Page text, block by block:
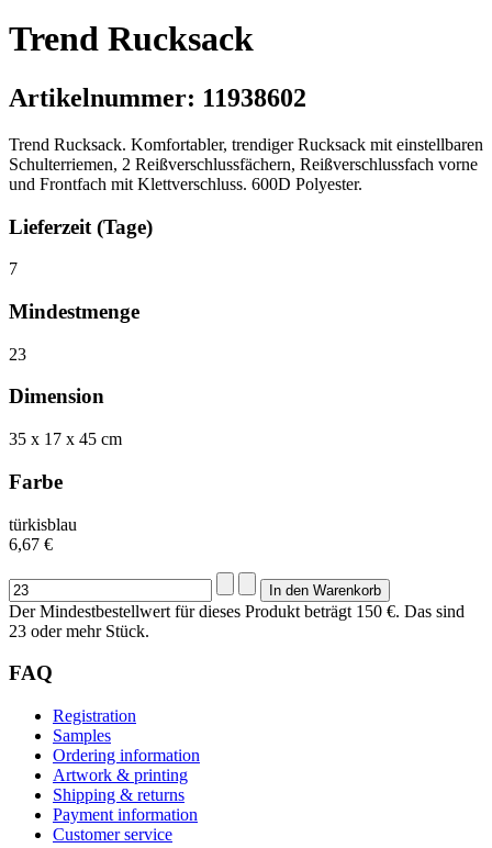
Trend Rucksack
Artikelnummer: 11938602
Trend Rucksack. Komfortabler, trendiger Rucksack mit einstellbaren
Schulterriemen, 2 Reißverschlussfächern, Reißverschlussfach vorne
und Frontfach mit Klettverschluss. 600D Polyester.
Lieferzeit (Tage)
7
Mindestmenge
23
Dimension
35 x 17 x 45 cm
Farbe
türkisblau
6,67 €
Der Mindestbestellwert für dieses Produkt beträgt 150 €. Das sind
23 oder mehr Stück.
FAQ
Registration
Samples
Ordering information
Artwork & printing
Shipping & returns
Payment information
Customer service